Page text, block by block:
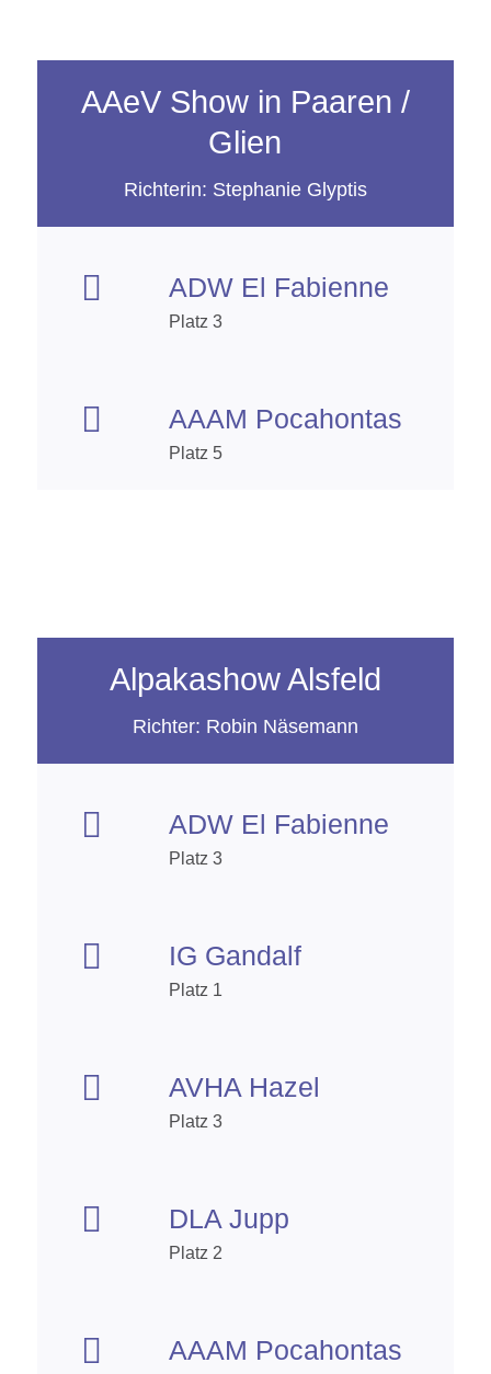
AAeV Show in Paaren /
Glien
Richterin: Stephanie Glyptis
 ADW El Fabienne
Platz 3
 AAAM Pocahontas
Platz 5
Alpakashow Alsfeld
Richter: Robin Näsemann
 ADW El Fabienne
Platz 3
 IG Gandalf
Platz 1
 AVHA Hazel
Platz 3
 DLA Jupp
Platz 2
 AAAM Pocahontas